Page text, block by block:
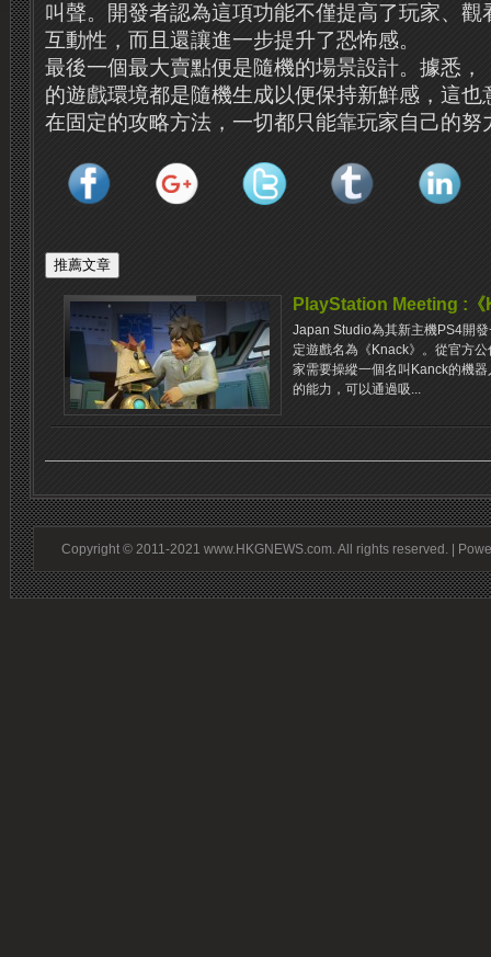
叫聲。開發者認為這項功能不僅提高了玩家、
互動性，而且還讓進一步提升了恐怖感。
最後一個最大賣點便是隨機的場景設計。據悉
的遊戲環境都是隨機生成以便保持新鮮感，這
在固定的攻略方法，一切都只能靠玩家自己的努
PlayStation Meeting :
Japan Studio為其新主機PS4開
定遊戲名為《Knack》。從官方
家需要操縱一個名叫Kanck的機
的能力，可以通過吸...
Copyright © 2011-2021 www.HKGNEWS.com. All rights reserved. |